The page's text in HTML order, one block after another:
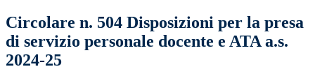
Circolare n. 504 Disposizioni per la presa
di servizio personale docente e ATA a.s.
2024-25